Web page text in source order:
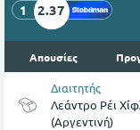
1 2.37
Απουσίες
Διαιτητής
Λεάντρο Ρέι
(Αργεντινή)